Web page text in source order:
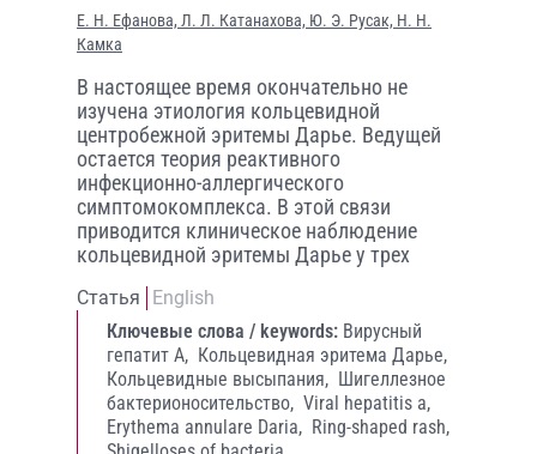
Е. Н. Ефанова, Л. Л. Катанахова, Ю. Э. Русак, Н. Н.
Камка
В настоящее время окончательно не
изучена этиология кольцевидной
центробежной эритемы Дарье. Ведущей
остается теория реактивного
инфекционно-аллергического
симптомокомплекса. В этой связи
приводится клиническое наблюдение
кольцевидной эритемы Дарье у трех
Статья
English
Ключевые слова / keywords: Вирусный
гепатит А, Кольцевидная эритема Дарье,
Кольцевидные высыпания, Шигеллезное
бактерионосительство, Viral hepatitis a,
Erythema annulare Daria, Ring-shaped rash,